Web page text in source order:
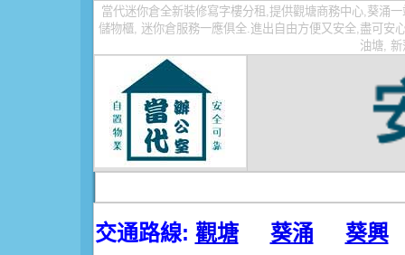
當代迷你倉全新裝修寫字樓分租,提供觀塘商務中心,葵涌
儲物櫃, 迷你倉服務一應俱全.進出自由方便又安全,盡可安
油塘, 新
交通路線: 觀塘 葵涌 葵興